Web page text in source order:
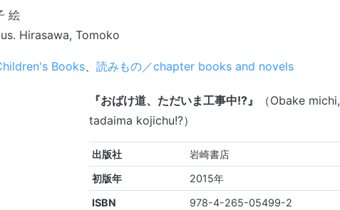
絵
Hirasawa, Tomoko
Books、 読みもの／chapter books and novels
『おばけ道、ただいま工事中!?』
（Obake michi,
tadaima kojichu!?）
出版社
岩崎書店
初版年
2015年
ISBN
978-4-265-05499-2